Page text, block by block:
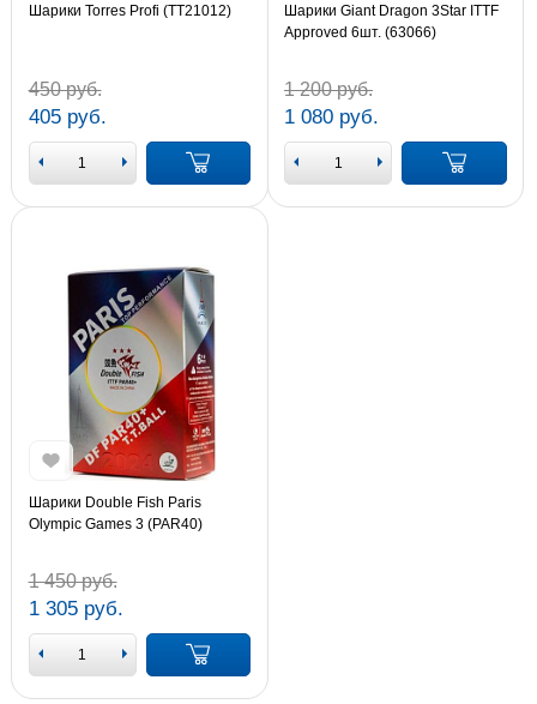
Шарики Torres Profi (TT21012)
450 руб.
405 руб.
Шарики Giant Dragon 3Star ITTF
Approved 6шт. (63066)
1 200 руб.
1 080 руб.
Шарики Double Fish Paris
Olympic Games 3 (PAR40)
1 450 руб.
1 305 руб.